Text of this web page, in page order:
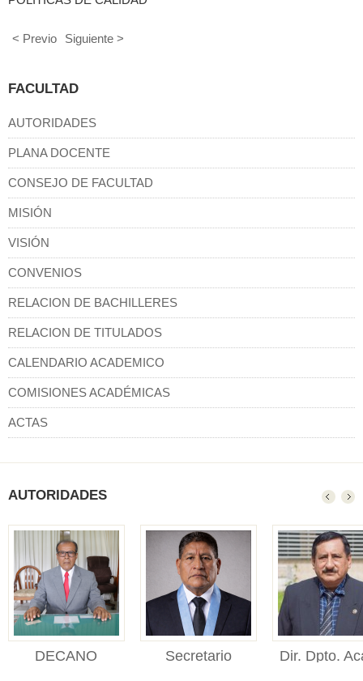
< Previo Siguiente >
FACULTAD
AUTORIDADES
PLANA DOCENTE
CONSEJO DE FACULTAD
MISIÓN
VISIÓN
CONVENIOS
RELACION DE BACHILLERES
RELACION DE TITULADOS
CALENDARIO ACADEMICO
COMISIONES ACADÉMICAS
ACTAS
AUTORIDADES
DECANO
Secretario
Dir. Dpto.